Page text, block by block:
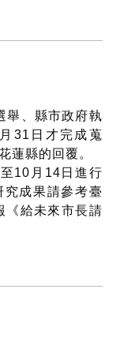
舉、縣市政府執
31日才完成蒐
蓮縣的回覆。
10月14日進行
成果請參考臺
《給未來市長請